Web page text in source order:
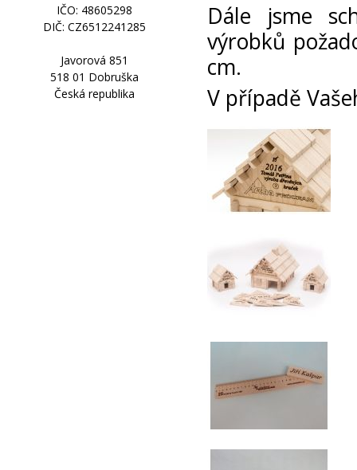
IČO: 48605298
DIČ: CZ6512241285
Javorová 851
518 01 Dobruška
Česká republika
Dále jsme
výrobků
cm.
V případě